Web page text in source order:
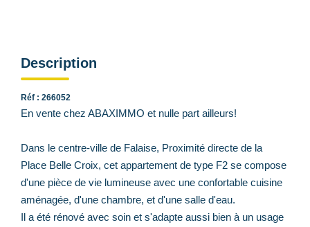
Description
Réf : 266052
En vente chez ABAXIMMO et nulle part ailleurs!
Dans le centre-ville de Falaise, Proximité directe de la
Place Belle Croix, cet appartement de type F2 se compose
d'une pièce de vie lumineuse avec une confortable cuisine
aménagée, d'une chambre, et d'une salle d'eau.
Il a été rénové avec soin et s'adapte aussi bien à un usage